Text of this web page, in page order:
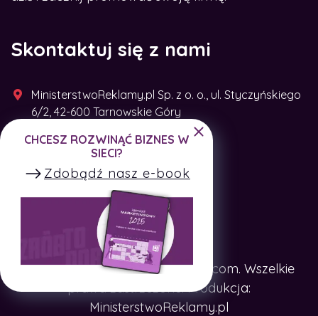
Skontaktuj się z nami
MinisterstwoReklamy.pl Sp. z o. o., ul. Styczyńskiego
6/2, 42-600 Tarnowskie Góry
+48 791 493 287
Copyright © SpotTheCompany.com. Wszelkie
prawa zastrzeżone. Produkcja:
MinisterstwoReklamy.pl
CHCESZ ROZWINĄĆ BIZNES W
SIECI?
Zdobądź nasz e-book